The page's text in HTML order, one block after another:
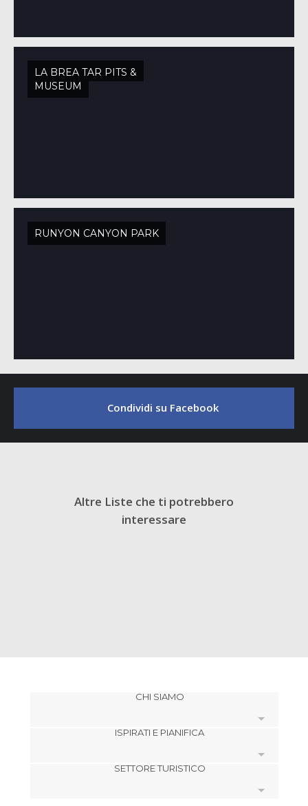
LA BREA TAR PITS &
MUSEUM
RUNYON CANYON PARK
Condividi su Facebook
Altre Liste che ti potrebbero
interessare
CHI SIAMO
ISPIRATI E PIANIFICA
SETTORE TURISTICO